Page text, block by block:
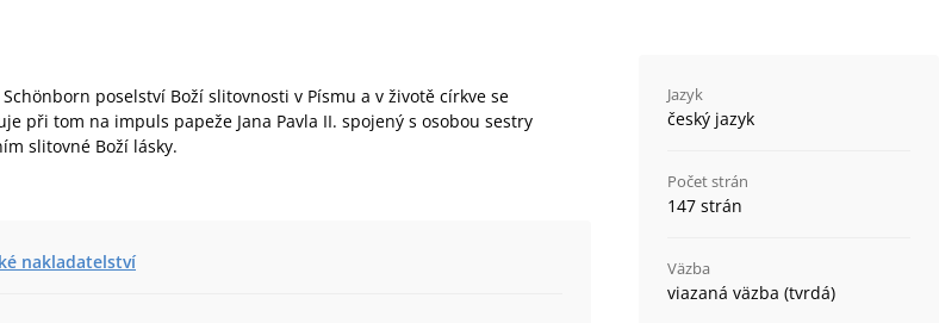
poselství Boží slitovnosti v Písmu a v životě církve se
při tom na impuls papeže Jana Pavla II. spojený s osobou sestry
slitovné Boží lásky.
nakladatelství
Jazyk
český jazyk
Počet strán
147 strán
Väzba
viazaná väzba (tvrdá)